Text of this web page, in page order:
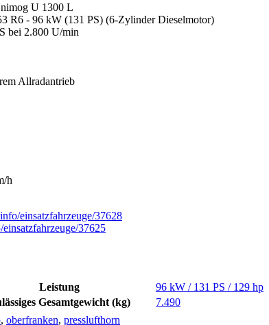
U 1300 L
R6 - 96 kW (131 PS) (6-Zylinder Dieselmotor)
bei 2.800 U/min
Allradantrieb
h
einsatzfahrzeuge/37628
37625
Leistung
96 kW / 131 PS / 129 hp
Gesamtgewicht (kg)
7.490
, oberfranken, presslufthorn